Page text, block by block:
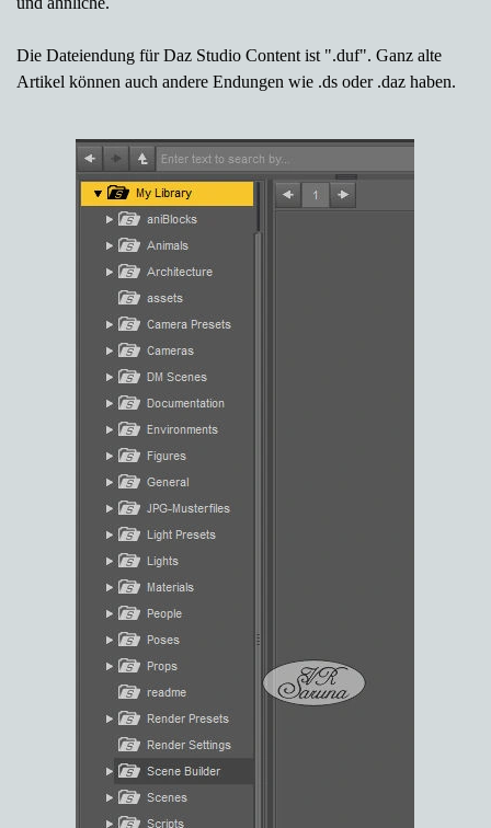
Die Dateiendung für Daz Studio Content ist ".duf". Ganz alte
Artikel können auch andere Endungen wie .ds oder .daz haben.